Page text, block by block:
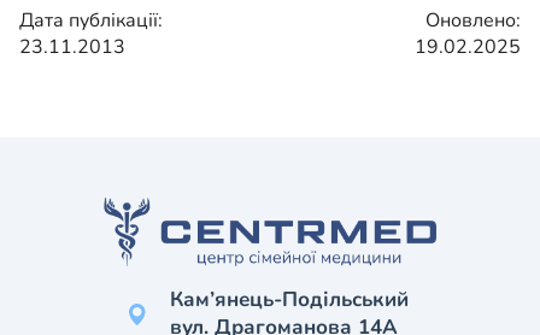
Дата публікації:
23.11.2013
Оновлено:
19.02.2025
Кам’янець-Подільський
вул. Драгоманова 14А